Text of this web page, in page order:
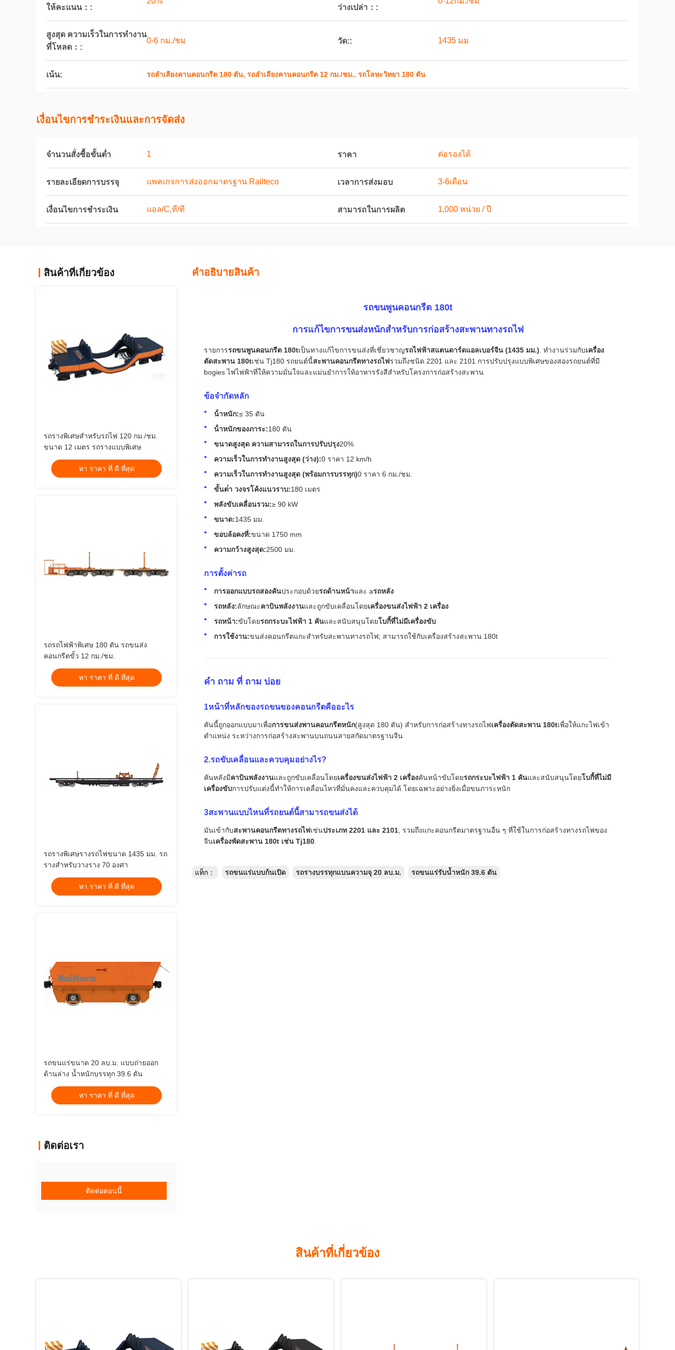
ให้คะแนน：: ว่างเปล่า：:
สูงสุด ความเร็วในการทำงาน
ที่โหลด：:
0-6 กม./ชม วัด:: 1435 มม
เน้น: รถลำเลียงคานคอนกรีต 180 ตัน, รถลำเลียงคานคอนกรีต 12 กม./ชม., รถโลหะวิทยา 180 ตัน
เงื่อนไขการชําระเงินและการจัดส่ง
จำนวนสั่งซื้อขั้นต่ำ 1 ราคา ต่อรองได้
รายละเอียดการบรรจุ แพคเกจการส่งออกมาตรฐาน Railteco เวลาการส่งมอบ 3-6เดือน
เงื่อนไขการชำระเงิน แอล/C,ที/ที สามารถในการผลิต 1,000 หน่วย / ปี
สินค้าที่เกี่ยวข้อง
รถรางพิเศษสำหรับรถไฟ 120 กม./ชม.
ขนาด 12 เมตร รถรางแบบพิเศษ
หา ราคา ที่ ดี ที่สุด
รถรถไฟฟ้าพิเศษ 180 ตัน รถขนส่ง
คอนกรีตขั้ว 12 กม./ชม.
หา ราคา ที่ ดี ที่สุด
รถรางพิเศษรางรถไฟขนาด 1435 มม. รถ
รางสำหรับวางราง 70 องศา
หา ราคา ที่ ดี ที่สุด
รถขนแร่ขนาด 20 ลบ.ม. แบบถ่ายออก
ด้านล่าง น้ำหนักบรรทุก 39.6 ตัน
หา ราคา ที่ ดี ที่สุด
ติดต่อเรา
ติดต่อตอนนี้
คําอธิบายสินค้า
รถขนพูนคอนกรีต 180t
การแก้ไขการขนส่งหนักสําหรับการก่อสร้างสะพานทางรถไฟ
รายการรถขนพูนคอนกรีต 180tเป็นทางแก้ไขการขนส่งที่เชี่ยวชาญรถไฟฟ้าสแตนดาร์ดแอลเบอร์จีน (1435 มม.) . ทํางานร่วมกับเครื่อง
ตัดสะพาน 180tเช่น Tj180 รถยนต์นี้สะพานคอนกรีตทางรถไฟรวมถึงชนิด 2201 และ 2101 การปรับปรุงแบบพิเศษของสองรถยนต์ที่มี
bogies ไฟไฟฟ้าที่ให้ความมั่นใจและแม่นยําการให้อาหารรังสีสําหรับโครงการก่อสร้างสะพาน
ข้อจํากัดหลัก
น้ําหนัก:≤ 35 ตัน
น้ําหนักของภาระ:180 ตัน
ขนาดสูงสุด ความสามารถในการปรับปรุง20%
ความเร็วในการทํางานสูงสุด (ว่าง):0 ราคา 12 km/h
ความเร็วในการทํางานสูงสุด (พร้อมการบรรทุก)0 ราคา 6 กม./ชม.
ขั้นต่ํา วงจรโค้งแนวราบ:180 เมตร
พลังขับเคลื่อนรวม:≥ 90 kW
ขนาด:1435 มม.
ขอบล้อคงที่:ขนาด 1750 mm
ความกว้างสูงสุด:2500 มม.
การตั้งค่ารถ
การออกแบบรถสองคันประกอบด้วยรถด้านหน้าและ aรถหลัง
รถหลัง:ลักษณะคาบินพลังงานและถูกขับเคลื่อนโดยเครื่องขนส่งไฟฟ้า 2 เครื่อง
รถหน้า:ขับโดยรถกระบะไฟฟ้า 1 คันและสนับสนุนโดยโบกี้ที่ไม่มีเครื่องขับ
การใช้งาน:ขนส่งคอนกรีตแกะสําหรับสะพานทางรถไฟ; สามารถใช้กับเครื่องสร้างสะพาน 180t
คํา ถาม ที่ ถาม บ่อย
1หน้าที่หลักของรถขนของคอนกรีตคืออะไร
คันนี้ถูกออกแบบมาเพื่อการขนส่งพานคอนกรีตหนัก(สูงสุด 180 ตัน) สําหรับการก่อสร้างทางรถไฟเครื่องตัดสะพาน 180tเพื่อให้แกะไฟเข้า
ตําแหน่ง ระหว่างการก่อสร้างสะพานบนถนนสายสกัดมาตรฐานจีน
2.รถขับเคลื่อนและควบคุมอย่างไร?
คันหลังมีคาบินพลังงานและถูกขับเคลื่อนโดยเครื่องขนส่งไฟฟ้า 2 เครื่องคันหน้าขับโดยรถกระบะไฟฟ้า 1 คันและสนับสนุนโดยโบกี้ที่ไม่มี
เครื่องขับการปรับแต่งนี้ทําให้การเคลื่อนไหวที่มั่นคงและควบคุมได้ โดยเฉพาะอย่างยิ่งเมื่อขนภาระหนัก
3สะพานแบบไหนที่รถยนต์นี้สามารถขนส่งได้
มันเข้ากับสะพานคอนกรีตทางรถไฟเช่นประเภท 2201 และ 2101 , รวมถึงแกะคอนกรีตมาตรฐานอื่น ๆ ที่ใช้ในการก่อสร้างทางรถไฟของ
จีนเครื่องพัดสะพาน 180t เช่น Tj180
แท็ก： รถขนแร่แบบก้นเปิด รถรางบรรทุกแบนความจุ 20 ลบ.ม. รถขนแร่รับน้ำหนัก 39.6 ตัน
สินค้าที่เกี่ยวข้อง